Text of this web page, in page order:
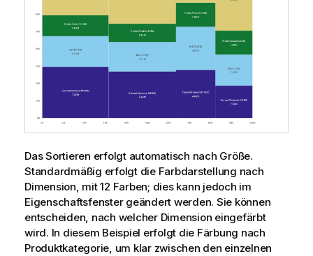
Das Sortieren erfolgt automatisch nach Größe.
Standardmäßig erfolgt die Farbdarstellung nach
Dimension, mit 12 Farben; dies kann jedoch im
Eigenschaftsfenster geändert werden. Sie können
entscheiden, nach welcher Dimension eingefärbt
wird. In diesem Beispiel erfolgt die Färbung nach
Produktkategorie, um klar zwischen den einzelnen